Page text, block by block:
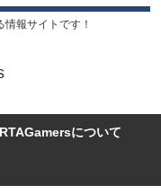
報サイトです！
RTAGamersについて